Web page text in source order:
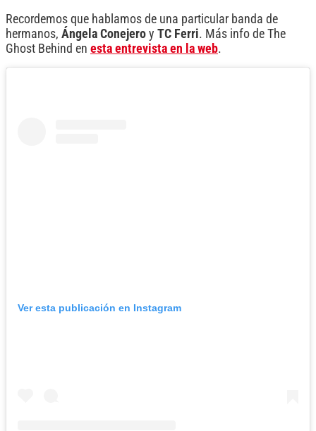
Recordemos que hablamos de una particular banda de
hermanos, Ángela Conejero y TC Ferri. Más info de The
Ghost Behind en esta entrevista en la web.
Ver esta publicación en Instagram